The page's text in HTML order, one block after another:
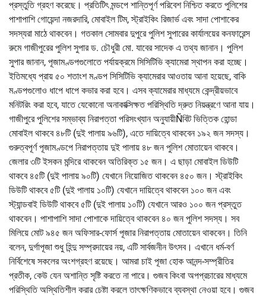
প্রস্তুতি গ্রহণ করেছে। প্রতিটিৎ মন্ডপে শান্তিপূর্ণ পরিবেশ নিশ্চিত করতে পুলিশের
পাশাপাশি গোয়েন্দা নজরদারি, মোবাইল টিম, স্ট্রাইকিং রিজার্ভ এবং সাদা পোশাকের
সদস্যরা মাঠে থাকবেন। গতকাল সোমবার দুপুরে পুলিশ সুপারের কার্যালয়ের কনফারেন্স
রুমে গাজীপুরের পুলিশ সুপার ড. চৌধুরী মো. যাবের সাদেক এ তথ্য জানান। পুলিশ
সুপার জানান, পূজামণ্ডপগুলোতে পর্যায়ক্রমে সিসিটিভি ক্যামেরা স্থাপন করা হচ্ছে।
ইতিমধ্যে প্রায় ৫০ শতাংশ মণ্ডপ সিসিটিভি ক্যামেরার আওতায় আনা হয়েছে, বাকি
মণ্ডপগুলোও ধাপে ধাপে কভার করা হবে। এসব ক্যামেরার মাধ্যমে কেন্দ্রীয়ভাবে
মনিটরিং করা হবে, যাতে যেকোনো অনাকাক্সিক্ষত পরিস্থিতি দ্রুত নিয়ন্ত্রণে আনা যায়।
গাজীপুরে পুলিশের সম্ভাব্য নিরাপত্তা পরিসংখ্যান অনুযায়ীÑবিট ভিত্তিক হোন্ডা
মোবাইল থাকবে ৪৮টি (দুই পালায় ৯৬টি), এতে দায়িত্বে থাকবেন ১৯২ জন সদস্য।
গুরুত্বপূর্ণ পূজামণ্ডপে নিরাপত্তায় দুই পালায় ৪৮ জন পুলিশ মোতায়েন থাকবে।
জেলার ৩টি ইসকন মন্দিরে থাকবেন অতিরিক্ত ১৫ জন। এ ছাড়া মোবাইল ডিউটি
থাকবে ৪৫টি (দুই পালায় ৯০টি) যেখানে নিয়োজিত থাকবেন ৪৫০ জন। স্ট্রাইকিং
ডিউটি থাকবে ৫টি (দুই পালায় ১০টি) যেখানে দায়িত্বে থাকবেন ১০০ জন এবং
স্ট্যান্ডবাই ডিউটি থাকবে ৫টি (দুই পালায় ১০টি) যেখানে আরও ১০০ জন প্রস্তুত
থাকবেন। পাশাপাশি সাদা পোশাকে দায়িত্বে থাকবেন ৪০ জন পুলিশ সদস্য। সব
মিলিয়ে মোট ৯৪৫ জন অফিসার-ফোর্স পূজার নিরাপত্তায় মোতায়েন থাকবেন। তিনি
বলেন, দুর্গাপূজা শুধু হিন্দু সম্প্রদায়ের নয়, এটি সার্বজনীন উৎসব। এখানে ধর্ম-বর্ণ
নির্বিশেষে সকলের অংশগ্রহণ রয়েছে। আমরা চাই পূজা হোক আনন্দ-সম্প্রীতির
প্রতীক, কেউ যেন অশান্তি সৃষ্টি করতে না পারে। গুজব কিংবা অপপ্রচারের মাধ্যমে
পরিস্থিতি অস্থিতিশীল করার চেষ্টা করলে তাৎক্ষণিকভাবে ব্যবস্থা নেওয়া হবে। গুজব